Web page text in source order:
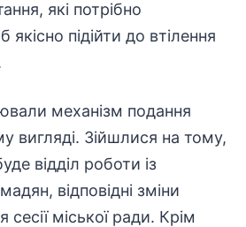
які потрібно
підійти до втілення
механізм подання
вигляді. Зійшлися на тому,
відділ роботи із
відповідні зміни
сесії міської ради. Крім